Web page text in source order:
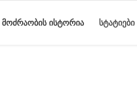
ᲘᲡᲢᲝᲠᲘᲐ ᲡᲢᲐᲢᲘᲔᲑᲘ